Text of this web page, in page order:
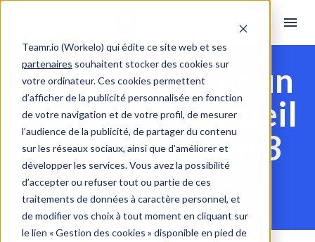
Teamr.io (Workelo) qui édite ce site web et ses
partenaires souhaitent stocker des cookies sur
votre ordinateur. Ces cookies permettent
d’afficher de la publicité personnalisée en fonction
de votre navigation et de votre profil, de mesurer
l’audience de la publicité, de partager du contenu
sur les réseaux sociaux, ainsi que d’améliorer et
développer les services. Vous avez la possibilité
d’accepter ou refuser tout ou partie de ces
traitements de données à caractère personnel, et
de modifier vos choix à tout moment en cliquant sur
le lien « Gestion des cookies » disponible en pied de
Comment créer un
bon livret d’accueil
d’entreprise en 3
étapes  ?